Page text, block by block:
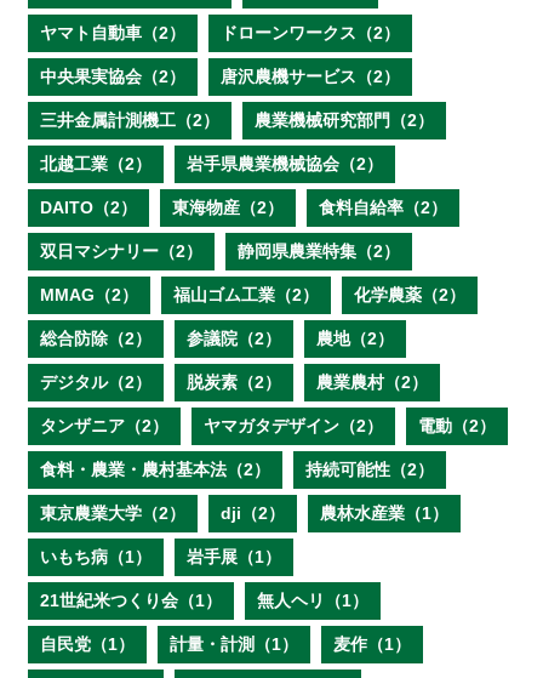
ヤマト自動車（2） ドローンワークス（2）
中央果実協会（2） 唐沢農機サービス（2）
三井金属計測機工（2） 農業機械研究部門（2）
北越工業（2） 岩手県農業機械協会（2）
DAITO（2） 東海物産（2） 食料自給率（2）
双日マシナリー（2） 静岡県農業特集（2）
MMAG（2） 福山ゴム工業（2） 化学農薬（2）
総合防除（2） 参議院（2） 農地（2）
デジタル（2） 脱炭素（2） 農業農村（2）
タンザニア（2） ヤマガタデザイン（2） 電動（2）
食料・農業・農村基本法（2） 持続可能性（2）
東京農業大学（2） dji（2） 農林水産業（1）
いもち病（1） 岩手展（1）
21世紀米つくり会（1） 無人ヘリ（1）
自民党（1） 計量・計測（1） 麦作（1）